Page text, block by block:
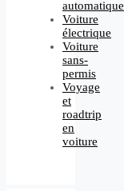
automatique
Voiture
électrique
Voiture
sans-
permis
Voyage
et
roadtrip
en
voiture